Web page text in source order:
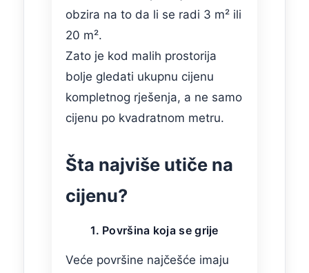
obzira na to da li se radi 3 m² ili
20 m².
Zato je kod malih prostorija
bolje gledati ukupnu cijenu
kompletnog rješenja, a ne samo
cijenu po kvadratnom metru.
Šta najviše utiče na
cijenu?
1. Površina koja se grije
Veće površine najčešće imaju